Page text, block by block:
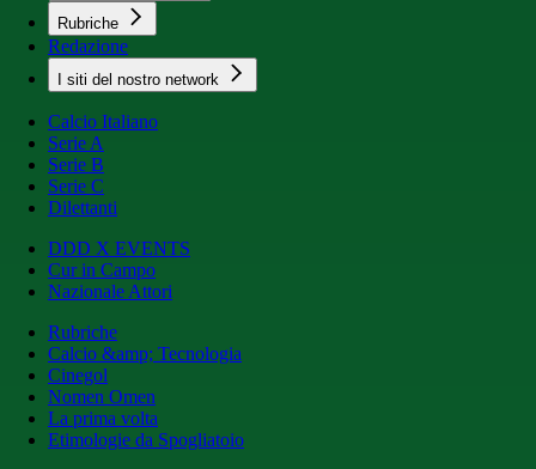
Rubriche
Redazione
I siti del nostro network
Calcio Italiano
Serie A
Serie B
Serie C
Dilettanti
DDD X EVENTS
Cur in Campo
Nazionale Attori
Rubriche
Calcio &amp; Tecnologia
Cinegol
Nomen Omen
La prima volta
Etimologie da Spogliatoio